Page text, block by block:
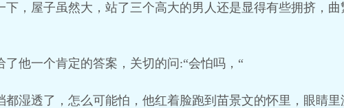
下，屋子虽然大，站了三个高大的男人还是显得有些拥挤，
了他一个肯定的答案，关切的问:“会怕吗，“
都湿透了，怎么可能怕，他红着脸跑到苗景文的怀里，眼睛